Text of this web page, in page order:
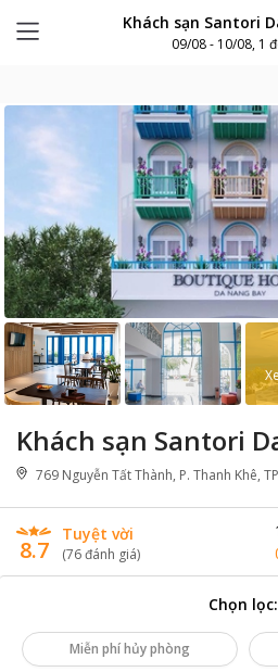
Khách sạn Santori
09/08 - 10/08, 1
Khách sạn Santori
769 Nguyễn Tất Thành, P. Thanh Khê,
8.7
Tuyệt vời
(76đánh giá)
Chọn lọc:
Miễn phí hủy phòng